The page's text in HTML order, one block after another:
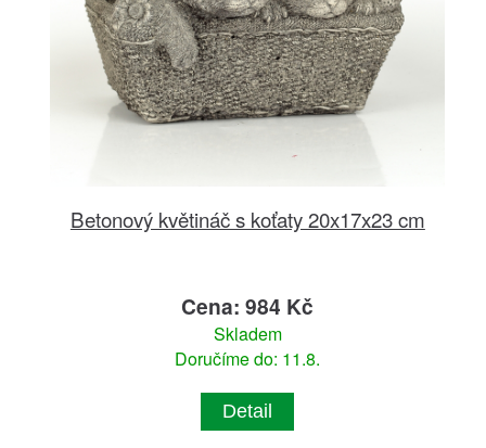
Betonový květináč s koťaty 20x17x23 cm
Cena: 984 Kč
Skladem
Doručíme do: 11.8.
Detail